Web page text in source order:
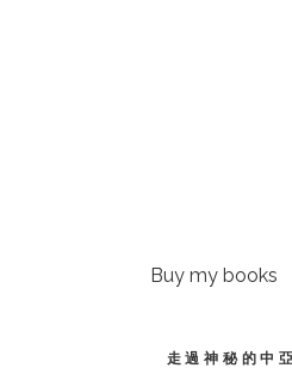
Buy my books
走過神秘的中亞